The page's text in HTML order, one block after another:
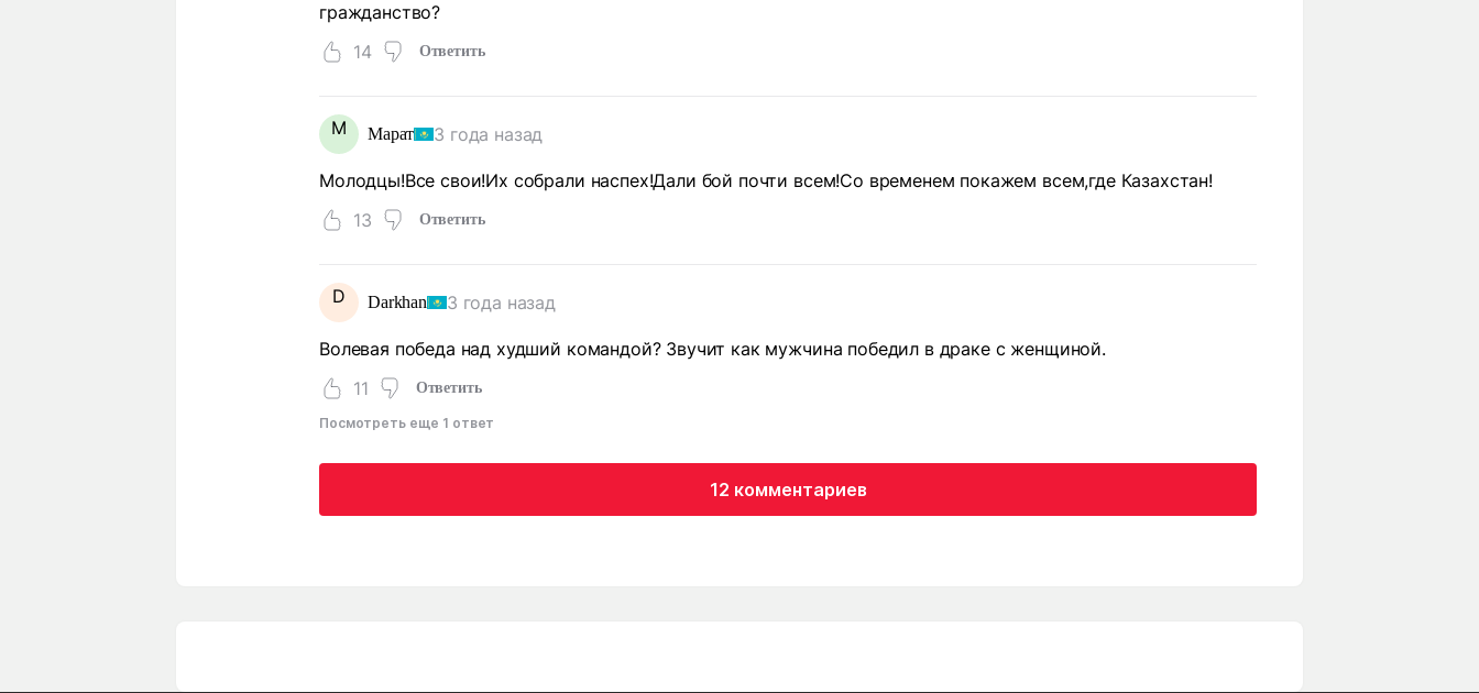
гражданство?
14
Ответить
М Марат 3 года назад
Молодцы!Все свои!Их собрали наспех!Дали бой почти всем!Со временем покажем всем,где Казахстан!
13
Ответить
D Darkhan 3 года назад
Волевая победа над худший командой? Звучит как мужчина победил в драке с женщиной.
11
Ответить
Посмотреть еще 1 ответ
12 комментариев